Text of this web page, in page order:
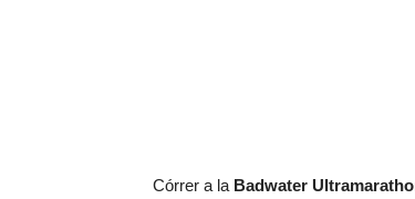
Córrer a la Badwater